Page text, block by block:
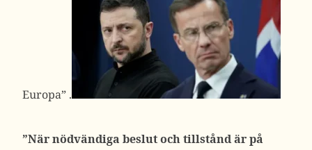
Europa” .
”När nödvändiga beslut och tillstånd är på